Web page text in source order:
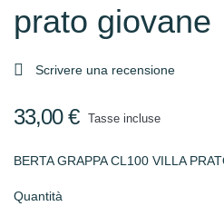
prato giovane
 Scrivere una recensione
33,00 € Tasse incluse
BERTA GRAPPA CL100 VILLA
Quantità